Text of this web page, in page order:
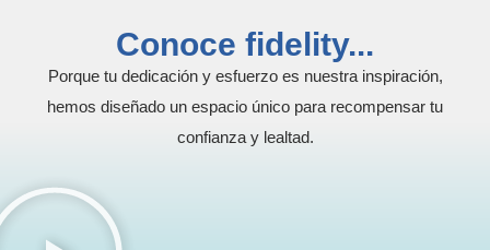
Conoce fidelity...
Porque tu dedicación y esfuerzo es nuestra inspiración,
hemos diseñado un espacio único para recompensar tu
confianza y lealtad.